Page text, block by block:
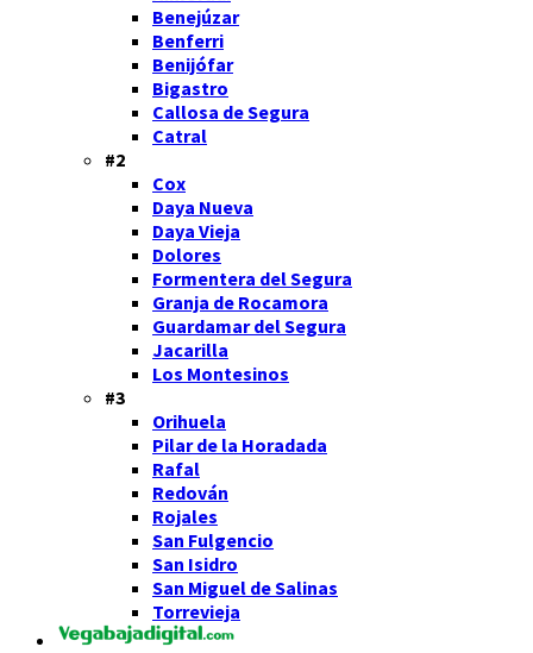
Benejúzar
Benferri
Benijófar
Bigastro
Callosa de Segura
Catral
#2
Cox
Daya Nueva
Daya Vieja
Dolores
Formentera del Segura
Granja de Rocamora
Guardamar del Segura
Jacarilla
Los Montesinos
#3
Orihuela
Pilar de la Horadada
Rafal
Redován
Rojales
San Fulgencio
San Isidro
San Miguel de Salinas
Torrevieja